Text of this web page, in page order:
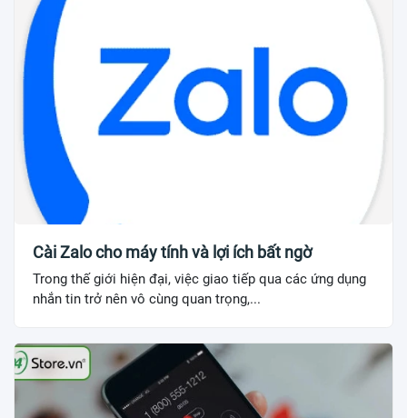
Cài Zalo cho máy tính và lợi ích bất ngờ
Trong thế giới hiện đại, việc giao tiếp qua các ứng dụng
nhắn tin trở nên vô cùng quan trọng,...